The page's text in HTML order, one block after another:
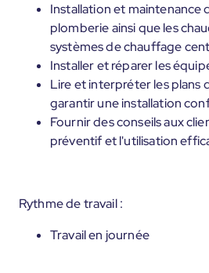
Installation et maintenance
plomberie ainsi que les
systèmes de chauffage
Installer et réparer les
Lire et interpréter les plans
garantir une installation
Fournir des conseils aux
préventif et l'utilisation
Rythme de travail :
Travail en journée